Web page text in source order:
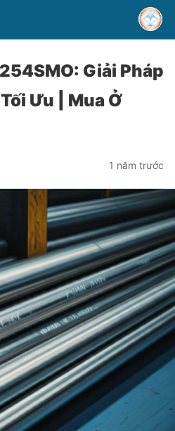
Giải Pháp
Ưu | Mua Ở
1 năm trước